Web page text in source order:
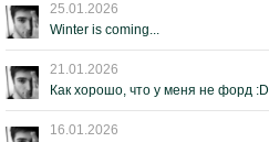
25.01.2026
Winter is coming...
21.01.2026
Как хорошо, что у меня не форд :D
16.01.2026